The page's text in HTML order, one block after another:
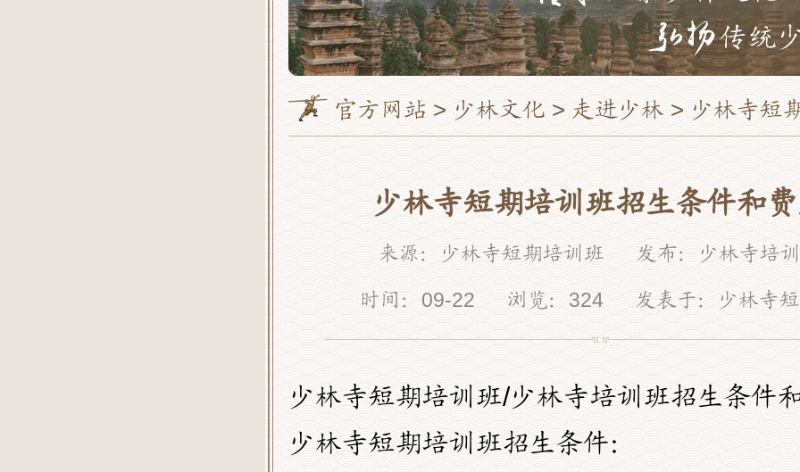
官方网站 > 少林文化> 走进少林> 少林寺短期培训班
少林寺短期培训班招生条件和
来源：少林寺短期培训班 发布：少林寺培
时间：09-22 浏览： 324发表于：少林寺短
少林寺短期培训班/少林寺培训班招生条件
少林寺短期培训班招生条件：